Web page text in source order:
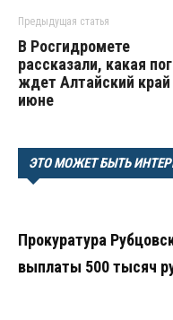
Предыдущая статья
В Росгидромете
рассказали, какая
ждет Алтайский край
июне
ЭТО МОЖЕТ БЫТЬ
Прокуратура
выплаты 500 тысяч